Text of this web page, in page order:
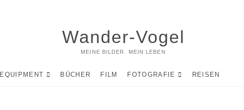
Wander-Vogel
MEINE BILDER. MEIN LEBEN
EQUIPMENT BÜCHER FILM FOTOGRAFIE REISEN